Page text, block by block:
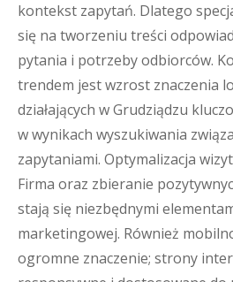
kontekst zapytań. Dlatego
się na tworzeniu treści
pytania i potrzeby odbiorców.
trendem jest wzrost znaczenia
działających w Grudziądzu
w wynikach wyszukiwania
zapytaniami. Optymalizacja
Firma oraz zbieranie
stają się niezbędnymi
marketingowej. Również
ogromne znaczenie; strony